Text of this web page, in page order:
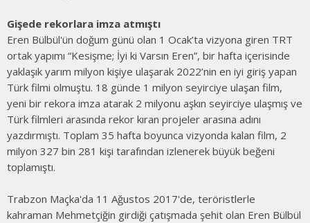
Gişede rekorlara imza atmıştı
Eren Bülbül'ün doğum günü olan 1 Ocak’ta vizyona giren TRT
ortak yapımı “Kesişme; İyi ki Varsın Eren”, bir hafta içerisinde
yaklaşık yarım milyon kişiye ulaşarak 2022’nin en iyi giriş yapan
Türk filmi olmuştu. 18 günde 1 milyon seyirciye ulaşan film,
yeni bir rekora imza atarak 2 milyonu aşkın seyirciye ulaşmış ve
Türk filmleri arasında rekor kıran projeler arasına adını
yazdırmıştı. Toplam 35 hafta boyunca vizyonda kalan film, 2
milyon 327 bin 281 kişi tarafından izlenerek büyük beğeni
toplamıştı.
Trabzon Maçka'da 11 Ağustos 2017'de, teröristlerle
kahraman Mehmetçiğin girdiği çatışmada şehit olan Eren Bülbül